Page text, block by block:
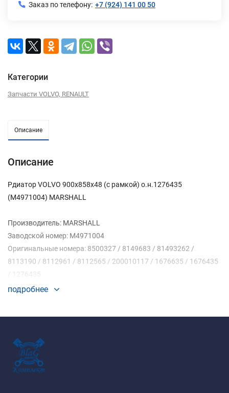
Заказ по телефону: +7 (924) 141 00 50
Категории
Запчасти VOLVO, RENAULT
Описание
Описание
Рдиатор VOLVO 900х858х48 (с рамкой) о.н.1276435
(М4971004) MARSHALL
Производитель: MARSHALL
Заводской номер: M4971004
Оригинальные номера: 8500327 / 8149683 / 81493262 /
8113190 / 8112961 / 8112565 / 200010117 / 1676635 / 1676435
/ 1276435
Глубина)
подробнее